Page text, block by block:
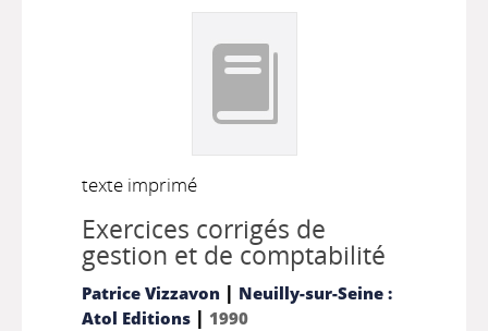
texte imprimé
Exercices corrigés de
gestion et de comptabilité
Patrice Vizzavon | Neuilly-sur-Seine :
Atol Editions| 1990